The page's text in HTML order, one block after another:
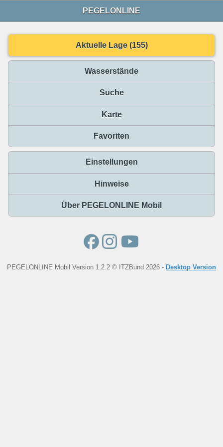
PEGELONLINE
Aktuelle Lage (155)
Wasserstände
Suche
Karte
Favoriten
Einstellungen
Hinweise
Über PEGELONLINE Mobil
PEGELONLINE Mobil Version 1.2.2 © ITZBund 2026 - Desktop Version